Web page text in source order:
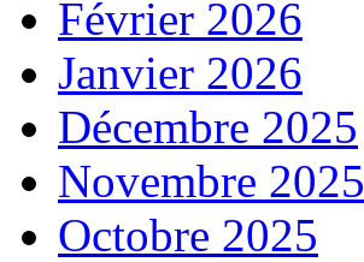
Février 2026
Janvier 2026
Décembre 2025
Novembre 2025
Octobre 2025